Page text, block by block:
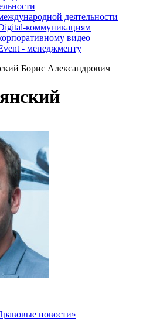
деятельности
коммуникациям
видео
- менеджменту
Борис Александрович
новости»